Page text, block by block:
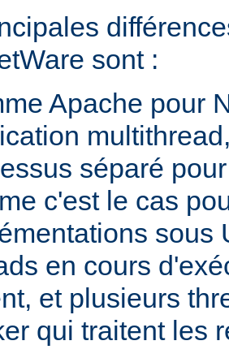
sont :
Apache pour
séparé
c'est le cas
sous
en cours
et plusieurs
qui traitent les